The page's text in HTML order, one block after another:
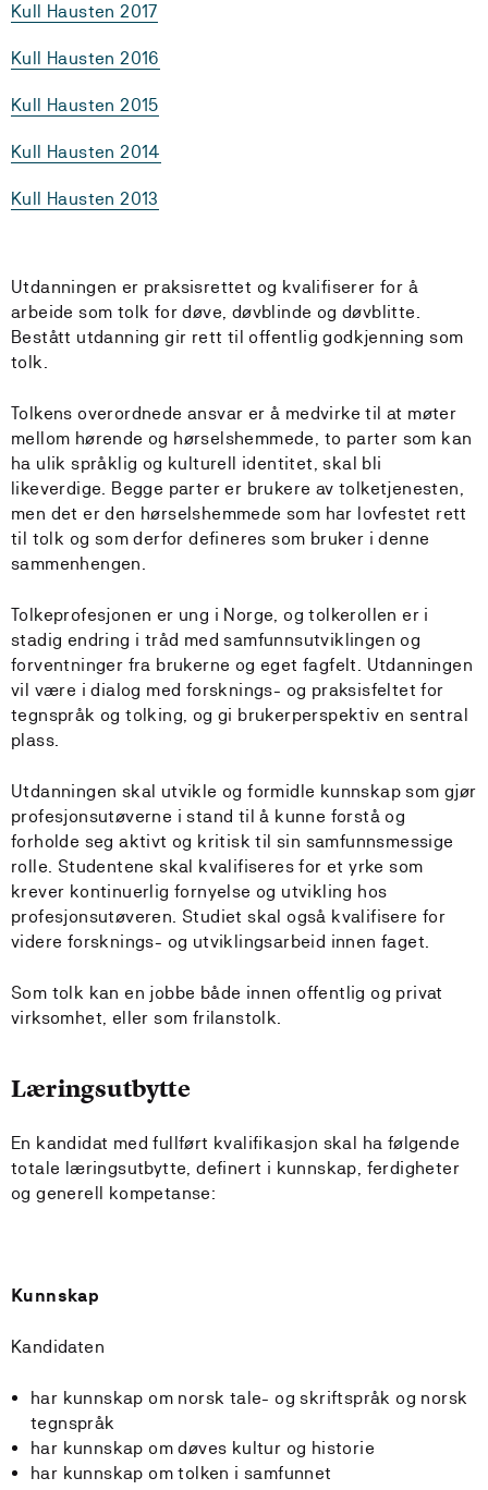
Kull Hausten 2017
Kull Hausten 2016
Kull Hausten 2015
Kull Hausten 2014
Kull Hausten 2013
Utdanningen er praksisrettet og kvalifiserer for å
arbeide som tolk for døve, døvblinde og døvblitte.
Bestått utdanning gir rett til offentlig godkjenning som
tolk.
Tolkens overordnede ansvar er å medvirke til at møter
mellom hørende og hørselshemmede, to parter som kan
ha ulik språklig og kulturell identitet, skal bli
likeverdige. Begge parter er brukere av tolketjenesten,
men det er den hørselshemmede som har lovfestet rett
til tolk og som derfor defineres som bruker i denne
sammenhengen.
Tolkeprofesjonen er ung i Norge, og tolkerollen er i
stadig endring i tråd med samfunnsutviklingen og
forventninger fra brukerne og eget fagfelt. Utdanningen
vil være i dialog med forsknings- og praksisfeltet for
tegnspråk og tolking, og gi brukerperspektiv en sentral
plass.
Utdanningen skal utvikle og formidle kunnskap som gjør
profesjonsutøverne i stand til å kunne forstå og
forholde seg aktivt og kritisk til sin samfunnsmessige
rolle. Studentene skal kvalifiseres for et yrke som
krever kontinuerlig fornyelse og utvikling hos
profesjonsutøveren. Studiet skal også kvalifisere for
videre forsknings- og utviklingsarbeid innen faget.
Som tolk kan en jobbe både innen offentlig og privat
virksomhet, eller som frilanstolk.
Læringsutbytte
En kandidat med fullført kvalifikasjon skal ha følgende
totale læringsutbytte, definert i kunnskap, ferdigheter
og generell kompetanse:
Kunnskap
Kandidaten
har kunnskap om norsk tale- og skriftspråk og norsk
tegnspråk
har kunnskap om døves kultur og historie
har kunnskap om tolken i samfunnet